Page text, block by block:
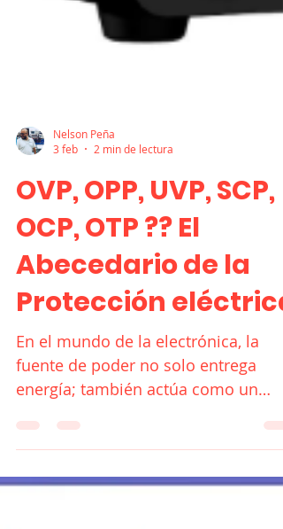
Nelson Peña
3 feb
2 min de lectura
OVP, OPP, UVP, SCP,
OCP, OTP ?? El
Abecedario de la
Protección eléctrica
En el mundo de la electrónica, la
energía; también actúa como un
escudo. Aquí te explico qué significa
cada sigla OVP, OPP, UVP, SCP, OCP,